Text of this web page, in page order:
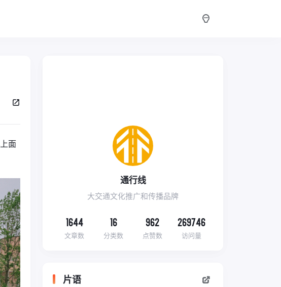
面
通行线
大交通文化推广和传播品牌
1644
文章数
16
分类数
962
点赞数
269746
访问量
片语